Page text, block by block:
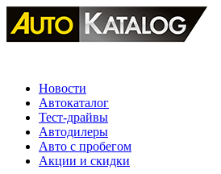
Новости
Автокаталог
Тест-драйвы
Автодилеры
Авто с пробегом
Акции и скидки